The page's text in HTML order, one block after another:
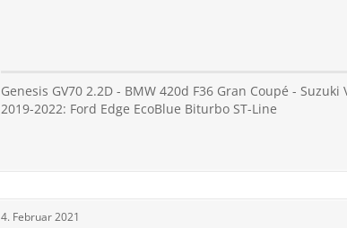
Genesis GV70 2.2D - BMW 420d F36 Gran Coupé - Suzuki
2019-2022: Ford Edge EcoBlue Biturbo ST-Line
4. Februar 2021